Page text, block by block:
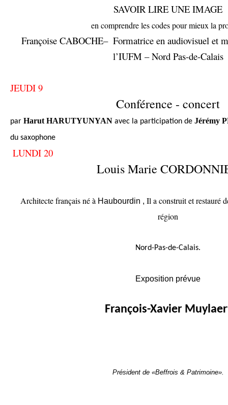
SAVOIR LIRE UNE IMAGE
en comprendre les codes pour mieux la
Françoise CABOCHE– Formatrice en audiovisuel et
l’IUFM – Nord Pas-de-Calais
JEUDI 9
Conférence - concert
par Harut HARUTYUNYAN avec la participation de Jérémy
du saxophone
LUNDI 20
Louis Marie
Architecte français né à Haubourdin , Il a construit et restauré
région
Nord-Pas-de-Calais.
Exposition prévue
François-Xavier
Président de «Beffrois & Patrimoine».